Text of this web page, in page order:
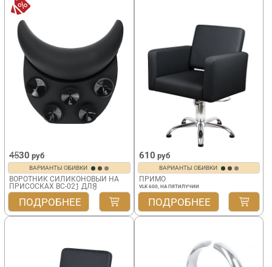
4530 руб
ВАРИАНТЫ ОБИВКИ
ВОРОТНИК СИЛИКОНОВЫЙ НА
ПРИСОСКАХ BC-021 ДЛЯ
ПАРИКМАХЕРСКОЙ МОЙКИ
ПОДРОБНЕЕ
610 руб
ВАРИАНТЫ ОБИВКИ
ПРИМО
VLK 600, НА ПЯТИЛУЧИИ
ПОДРОБНЕЕ